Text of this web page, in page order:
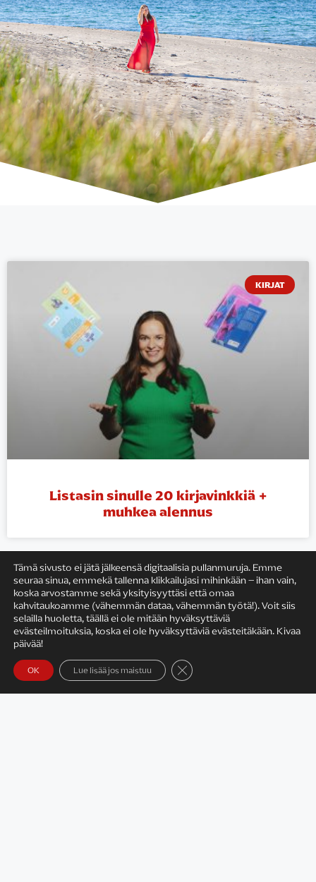
KIRJAT
Listasin sinulle 20 kirjavinkkiä +
muhkea alennus
KIRJAILIJAN TYÖ
Tämä sivusto ei jätä jälkeensä digitaalisia pullanmuruja. Emme
seuraa sinua, emmekä tallenna klikkailujasi mihinkään – ihan vain,
koska arvostamme sekä yksityisyyttäsi että omaa
kahvitaukoamme (vähemmän dataa, vähemmän työtä!). Voit siis
selailla huoletta, täällä ei ole mitään hyväksyttäviä
evästeilmoituksia, koska ei ole hyväksyttäviä evästeitäkään. Kivaa
päivää!
OK Lue lisää jos maistuu Sulje evästebanneri